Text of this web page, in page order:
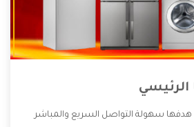
الرئيسي
هدفها سهولة التواصل السريع والمباشر